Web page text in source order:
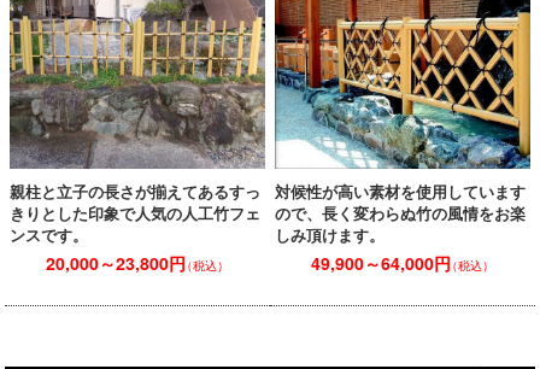
親柱と立子の長さが揃えてあるすっ
きりとした印象で人気の人工竹フェ
ンスです。
20,000～23,800円（税込）
対候性が高い素材を使用しています
ので、長く変わらぬ竹の風情をお楽
しみ頂けます。
49,900～64,000円（税込）